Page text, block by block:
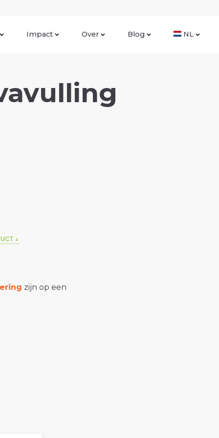
Impact Over Blog NL
zijn op een